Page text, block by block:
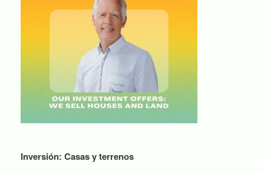
Inversión: Casas y terrenos